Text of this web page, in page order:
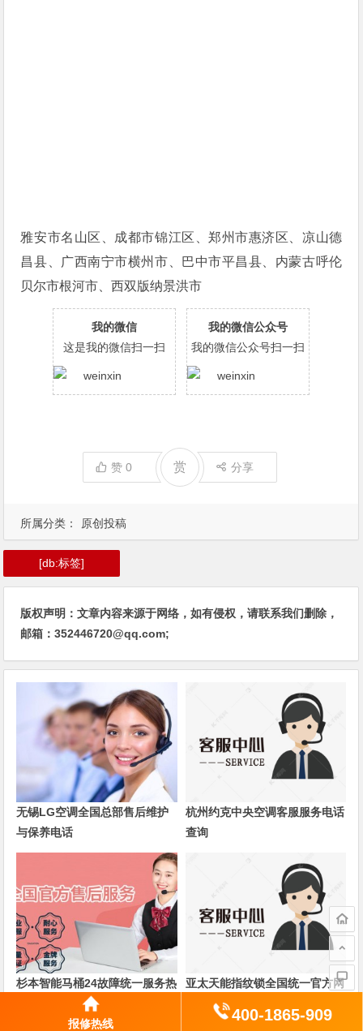
所属分类： 原创投稿
雅安市名山区、成都市锦江区、郑州市惠济区、凉山德
昌县、广西南宁市横州市、巴中市平昌县、内蒙古呼伦
贝尔市根河市、西双版纳景洪市
我的微信
这是我的微信扫一扫
我的微信公众号
我的微信公众号扫一扫
赞0 赏 分享
[db:标签]
版权声明：文章内容来源于网络，如有侵权，请联系我们删除，
邮箱：352446720@qq.com;
无锡LG空调全国总部售后维护
与保养电话
杭州约克中央空调客服服务电话
查询
杉本智能马桶24故障统一服务热
亚太天能指纹锁全国统一官方网
站400电话
报修热线
400-1865-909